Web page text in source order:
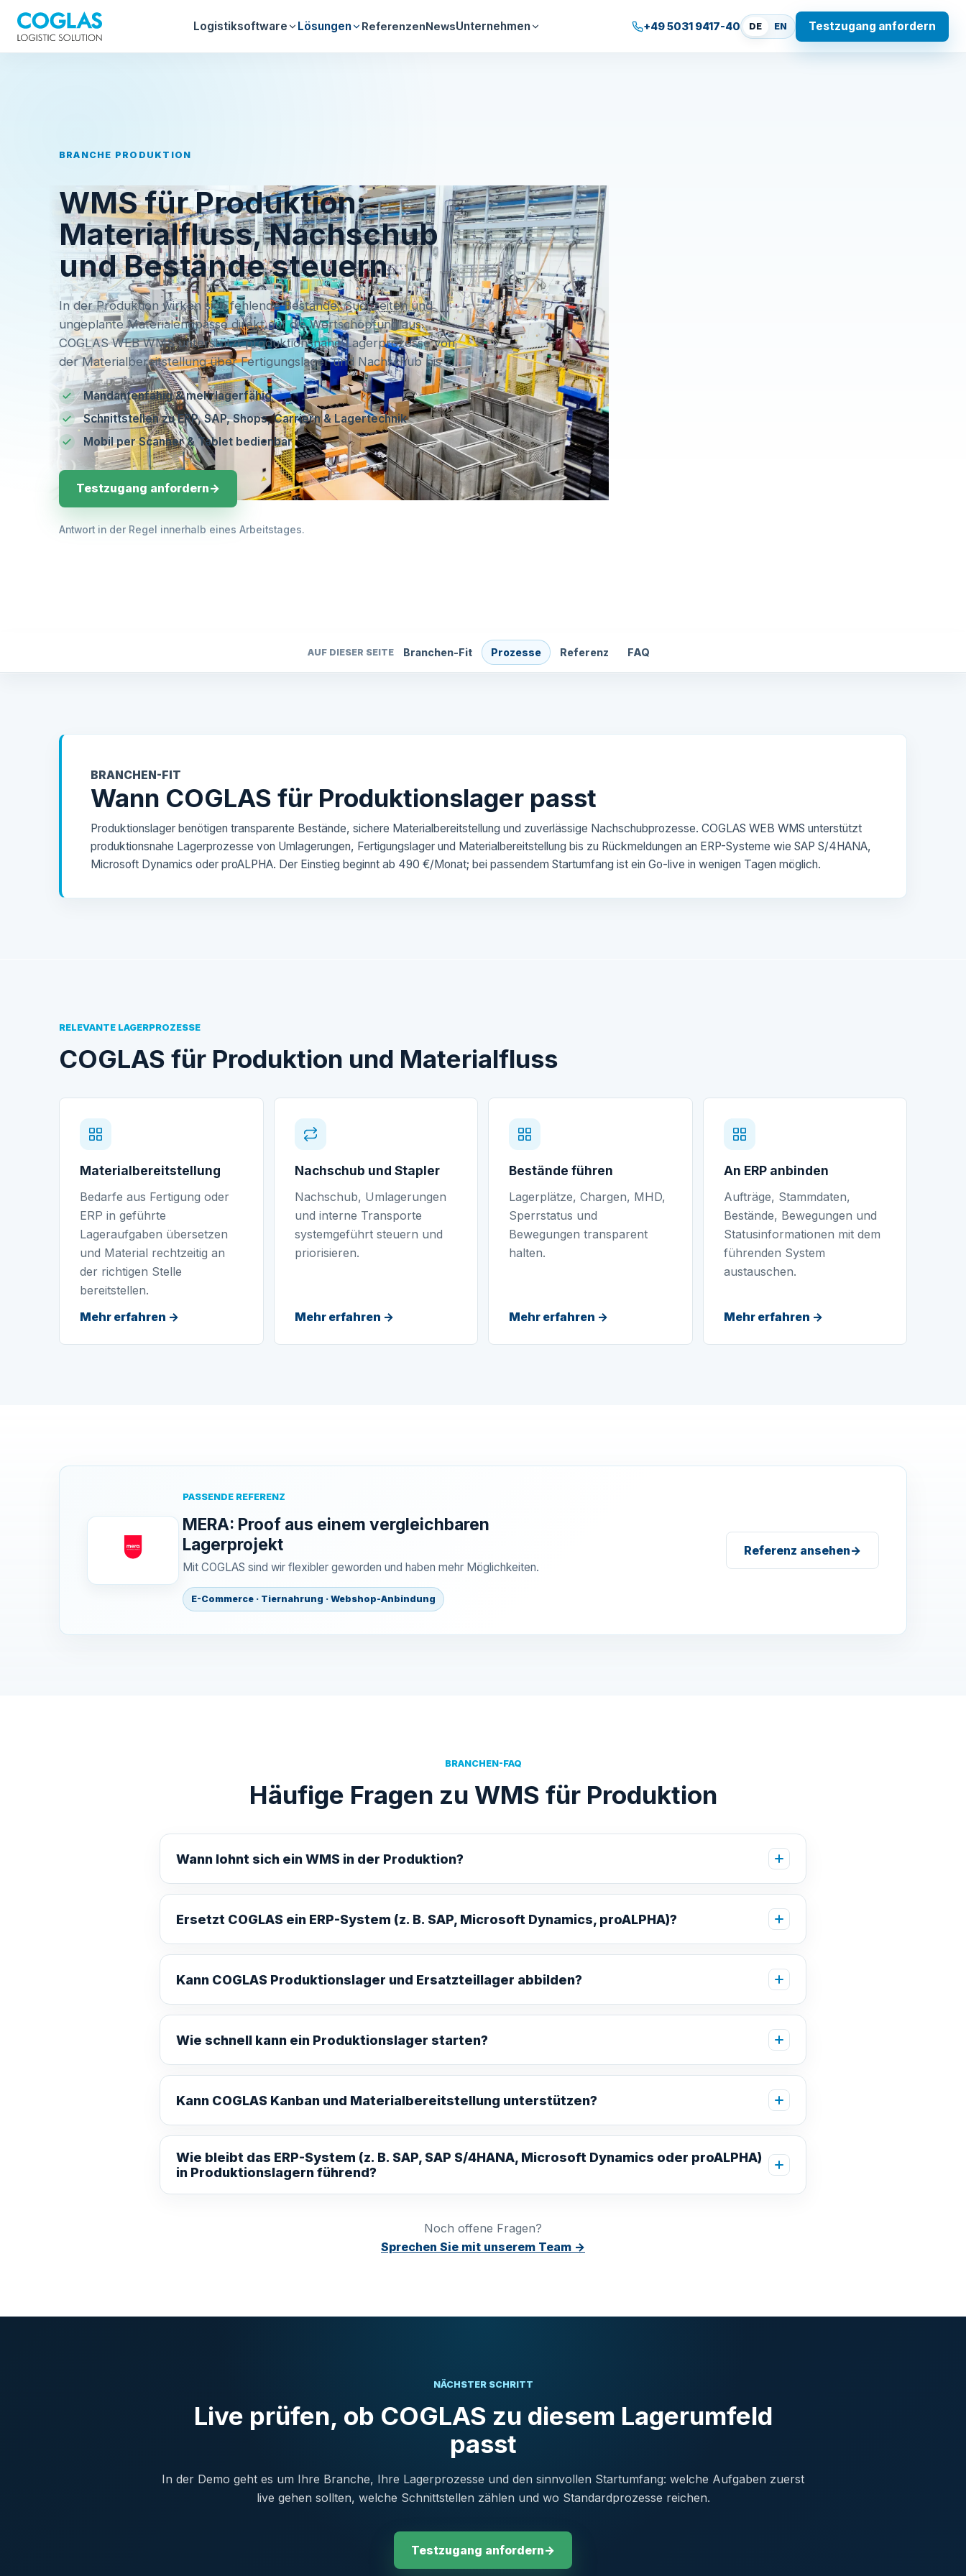
Logistiksoftware Lösungen ReferenzenNewsUnternehmen +49 5031 9417-40 DE EN Testzugang anfordern
BRANCHE PRODUKTION
WMS für Produktion:
Materialfluss, Nachschub
und Bestände steuern
In der Produktion wirken sich fehlende Bestände, Suchzeiten und
ungeplante Materialengpässe direkt auf die Wertschöpfung aus.
COGLAS WEB WMS unterstützt produktionsnahe Lagerprozesse von
der Materialbereitstellung über Fertigungslager und Nachschub bis zu
ERP-Rückmeldungen: Multi-Mandanten- und Mehrlagerfähigkeit,
Schnittstellen zu ERPs wie SAP, Shops und Carriern, webbasiert und
direkt im Browser nutzbar.
Mandantenfähig & mehrlagerfähig
Schnittstellen zu ERP, SAP, Shops, Carriern & Lagertechnik
Mobil per Scanner & Tablet bedienbar
Testzugang anfordern→
Antwort in der Regel innerhalb eines Arbeitstages.
AUF DIESER SEITE Branchen-Fit Prozesse Referenz FAQ
BRANCHEN-FIT
Wann COGLAS für Produktionslager passt
Produktionslager benötigen transparente Bestände, sichere Materialbereitstellung und zuverlässige Nachschubprozesse. COGLAS WEB WMS unterstützt
produktionsnahe Lagerprozesse von Umlagerungen, Fertigungslager und Materialbereitstellung bis zu Rückmeldungen an ERP-Systeme wie SAP S/4HANA,
Microsoft Dynamics oder proALPHA. Der Einstieg beginnt ab 490 €/Monat; bei passendem Startumfang ist ein Go-live in wenigen Tagen möglich.
RELEVANTE LAGERPROZESSE
COGLAS für Produktion und Materialfluss
Materialbereitstellung
Bedarfe aus Fertigung oder
ERP in geführte
Lageraufgaben übersetzen
und Material rechtzeitig an
der richtigen Stelle
bereitstellen.
Mehr erfahren →
Nachschub und Stapler
Nachschub, Umlagerungen
und interne Transporte
systemgeführt steuern und
priorisieren.
Mehr erfahren →
Bestände führen
Lagerplätze, Chargen, MHD,
Sperrstatus und
Bewegungen transparent
halten.
Mehr erfahren →
An ERP anbinden
Aufträge, Stammdaten,
Bestände, Bewegungen und
Statusinformationen mit dem
führenden System
austauschen.
Mehr erfahren →
PASSENDE REFERENZ
MERA: Proof aus einem vergleichbaren
Lagerprojekt
Mit COGLAS sind wir flexibler geworden und haben mehr Möglichkeiten.
E-Commerce · Tiernahrung · Webshop-Anbindung
Referenz ansehen→
BRANCHEN-FAQ
Häufige Fragen zu WMS für Produktion
Wann lohnt sich ein WMS in der Produktion?
Ersetzt COGLAS ein ERP-System (z. B. SAP, Microsoft Dynamics, proALPHA)?
Kann COGLAS Produktionslager und Ersatzteillager abbilden?
Wie schnell kann ein Produktionslager starten?
Kann COGLAS Kanban und Materialbereitstellung unterstützen?
Wie bleibt das ERP-System (z. B. SAP, SAP S/4HANA, Microsoft Dynamics oder proALPHA)
in Produktionslagern führend?
Noch offene Fragen?
Sprechen Sie mit unserem Team →
NÄCHSTER SCHRITT
Live prüfen, ob COGLAS zu diesem Lagerumfeld
passt
In der Demo geht es um Ihre Branche, Ihre Lagerprozesse und den sinnvollen Startumfang: welche Aufgaben zuerst
live gehen sollten, welche Schnittstellen zählen und wo Standardprozesse reichen.
Testzugang anfordern→